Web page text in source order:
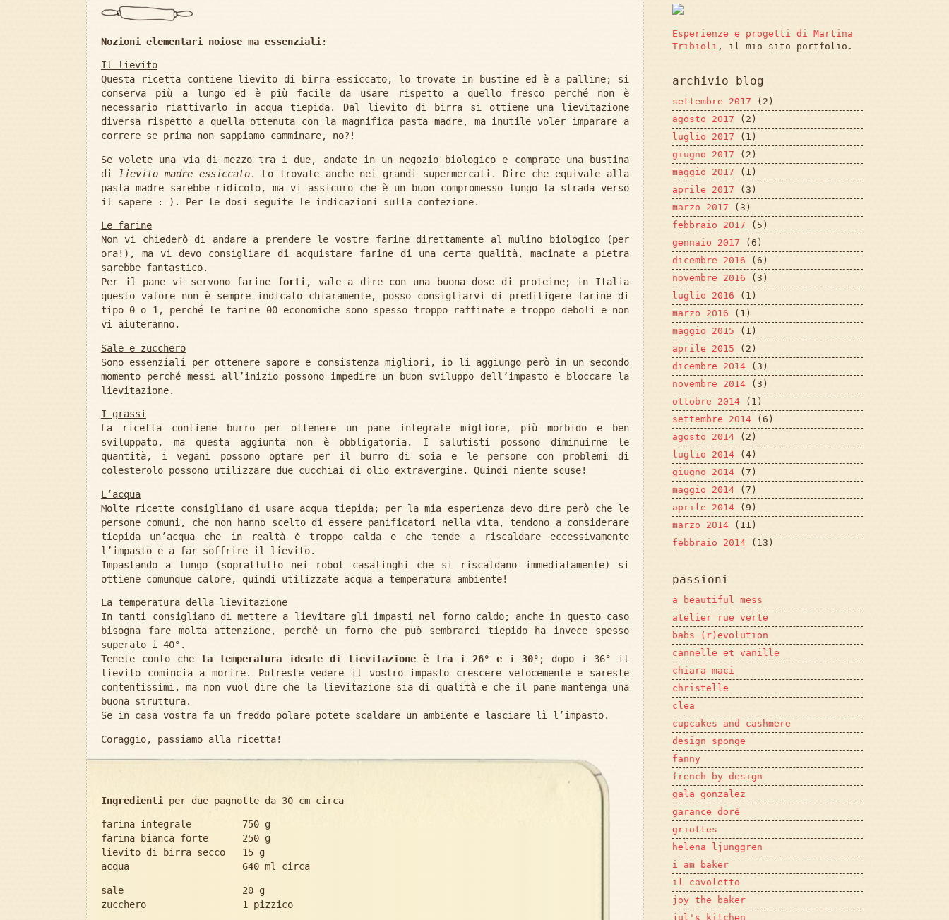
Nozioni elementari noiose ma essenziali :
Il lievito
Questa ricetta contiene lievito di birra essiccato, lo trovate in bustine ed è a palline; si
conserva più a lungo ed è più facile da usare rispetto a quello fresco perché non è
necessario riattivarlo in acqua tiepida. Dal lievito di birra si ottiene una lievitazione
diversa rispetto a quella ottenuta con la magnifica pasta madre, ma inutile voler imparare a
correre se prima non sappiamo camminare, no?!
Se volete una via di mezzo tra i due, andate in un negozio biologico e comprate una bustina
di
lievito madre essiccato. Lo trovate anche nei grandi supermercati. Dire che equivale alla
pasta madre sarebbe ridicolo, ma vi assicuro che è un buon compromesso lungo la strada verso
il sapere :-). Per le dosi seguite le indicazioni sulla confezione.
Le farine
Non vi chiederò di andare a prendere le vostre farine direttamente al mulino biologico (per
ora!), ma vi devo consigliare di acquistare farine di una certa qualità, macinate a pietra
sarebbe fantastico.
Per il pane vi servono farine forti , vale a dire con una buona dose di proteine; in Italia
questo valore non è sempre indicato chiaramente, posso consigliarvi di prediligere farine di
tipo 0 o 1, perché le farine 00 economiche sono spesso troppo raffinate e troppo deboli e non
vi aiuteranno.
Sale e zucchero
Sono essenziali per ottenere sapore e consistenza migliori, io li aggiungo però in un secondo
momento perché messi all’inizio possono impedire un buon sviluppo dell’impasto e bloccare la
lievitazione.
I grassi
La ricetta contiene burro per ottenere un pane integrale migliore, più morbido e ben
sviluppato, ma questa aggiunta non è obbligatoria. I salutisti possono diminuirne le
quantità, i vegani possono optare per il burro di soia e le persone con problemi di
colesterolo possono utilizzare due cucchiai di olio extravergine. Quindi niente scuse!
L’acqua
Molte ricette consigliano di usare acqua tiepida; per la mia esperienza devo dire però che le
persone comuni, che non hanno scelto di essere panificatori nella vita, tendono a considerare
tiepida un’acqua che in realtà è troppo calda e che tende a riscaldare eccessivamente
l’impasto e a far soffrire il lievito.
Impastando a lungo (soprattutto nei robot casalinghi che si riscaldano immediatamente) si
ottiene comunque calore, quindi utilizzate acqua a temperatura ambiente!
La temperatura della lievitazione
In tanti consigliano di mettere a lievitare gli impasti nel forno caldo; anche in questo caso
bisogna fare molta attenzione, perché un forno che può sembrarci tiepido ha invece spesso
superato i 40°.
Tenete conto che la temperatura ideale di lievitazione è tra i 26° e i 30° ; dopo i 36° il
lievito comincia a morire. Potreste vedere il vostro impasto crescere velocemente e sareste
contentissimi, ma non vuol dire che la lievitazione sia di qualità e che il pane mantenga una
buona struttura.
Se in casa vostra fa un freddo polare potete scaldare un ambiente e lasciare lì l’impasto.
Coraggio, passiamo alla ricetta!
Ingredienti per due pagnotte da 30 cm circa
farina integrale 750 g
farina bianca forte 250 g
lievito di birra secco 15 g
acqua 640 ml circa
sale 20 g
zucchero 1 pizzico
Esperienze e progetti di Martina
Tribioli , il mio sito portfolio.
archivio blog
settembre 2017 (2)
agosto 2017 (2)
luglio 2017 (1)
giugno 2017 (2)
maggio 2017 (1)
aprile 2017 (3)
marzo 2017 (3)
febbraio 2017 (5)
gennaio 2017 (6)
dicembre 2016 (6)
novembre 2016 (3)
luglio 2016 (1)
marzo 2016 (1)
maggio 2015 (1)
aprile 2015 (2)
dicembre 2014 (3)
novembre 2014 (3)
ottobre 2014 (1)
settembre 2014 (6)
agosto 2014 (2)
luglio 2014 (4)
giugno 2014 (7)
maggio 2014 (7)
aprile 2014 (9)
marzo 2014 (11)
febbraio 2014 (13)
passioni
a beautiful mess
atelier rue verte
babs (r)evolution
cannelle et vanille
chiara maci
christelle
clea
cupcakes and cashmere
design sponge
fanny
french by design
gala gonzalez
garance doré
griottes
helena ljunggren
i am baker
il cavoletto
joy the baker
jul's kitchen